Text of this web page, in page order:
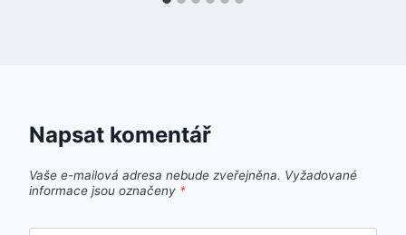
Napsat komentář
Vaše e-mailová adresa nebude zveřejněna. Vyžadované
informace jsou označeny *